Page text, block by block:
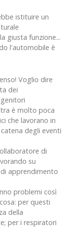
istituire un
giusta funzione...
l'automobile è
Voglio dire
dei
è molto poca
che lavorano in
degli eventi
di
su
apprendimento
problemi così
per questi
della
per i respiratori